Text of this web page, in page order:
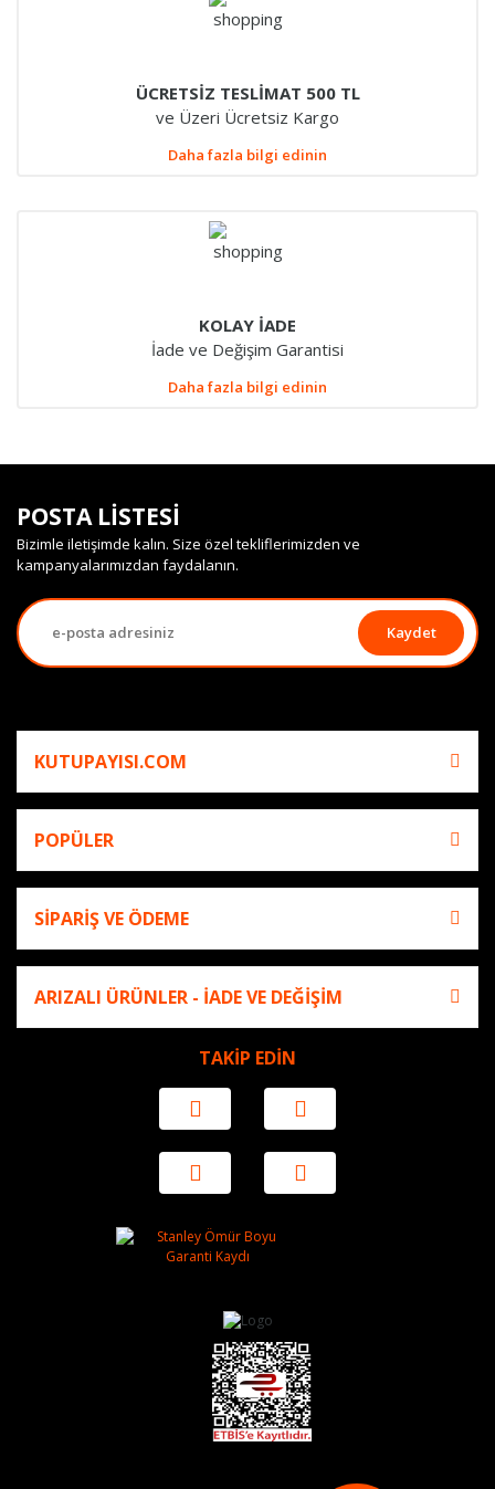
ÜCRETSİZ TESLİMAT 500 TL
ve Üzeri Ücretsiz Kargo
Daha fazla bilgi edinin
KOLAY İADE
İade ve Değişim Garantisi
Daha fazla bilgi edinin
POSTA LİSTESİ
Bizimle iletişimde kalın. Size özel tekliflerimizden ve
kampanyalarımızdan faydalanın.
Kaydet
KUTUPAYISI.COM
POPÜLER
SİPARİŞ VE ÖDEME
ARIZALI ÜRÜNLER - İADE VE DEĞİŞİM
TAKİP EDİN